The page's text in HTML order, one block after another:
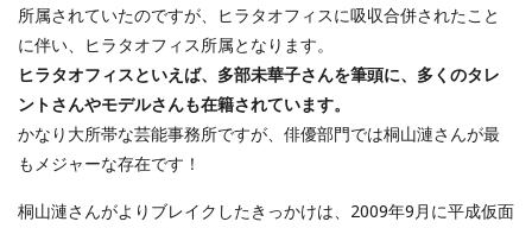
所属されていたのですが、ヒラタオフィスに吸収合併されたこと
に伴い、ヒラタオフィス所属となります。
ヒラタオフィスといえば、多部未華子さんを筆頭に、多くのタレ
ントさんやモデルさんも在籍されています。
かなり大所帯な芸能事務所ですが、俳優部門では桐山漣さんが最
もメジャーな存在です！
桐山漣さんがよりブレイクしたきっかけは、2009年9月に平成仮面